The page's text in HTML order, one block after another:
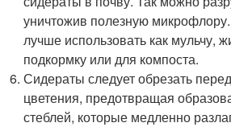
уничтожив полезную
лучше использовать как мульчу,
подкормку или для компоста.
Сидераты следует обрезать
цветения, предотвращая
стеблей, которые медленно